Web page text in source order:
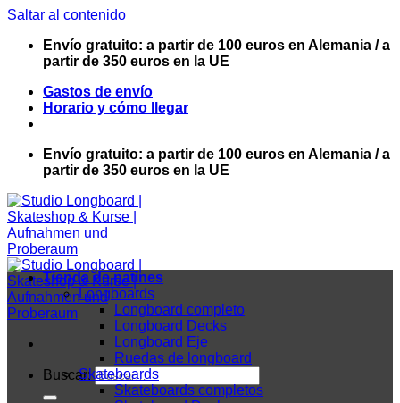
Saltar al contenido
Envío gratuito: a partir de 100 euros en Alemania / a
partir de 350 euros en la UE
Gastos de envío
Horario y cómo llegar
Envío gratuito: a partir de 100 euros en Alemania / a
partir de 350 euros en la UE
Buscar:
Tienda de patines
Longboards
Longboard completo
Longboard Decks
Longboard Eje
Ruedas de longboard
Skateboards
Skateboards completos